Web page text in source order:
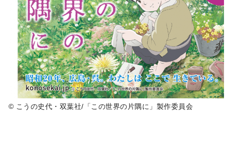
© こうの史代・双葉社/「この世界の片隅に」製作委員会